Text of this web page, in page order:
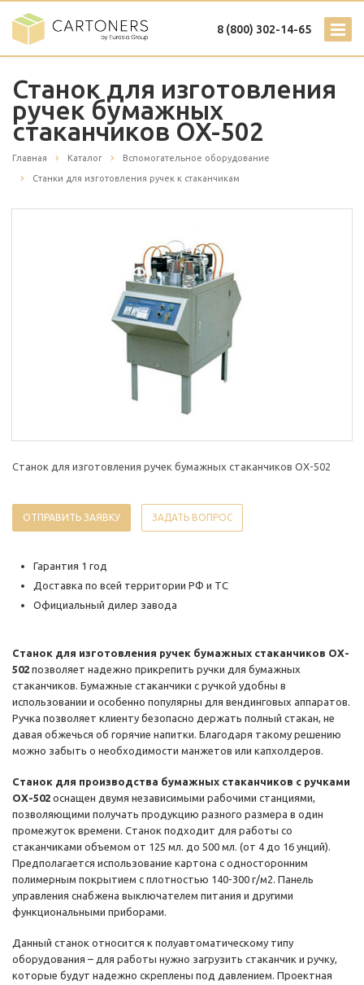
8 (800) 302-14-65
Станок для изготовления
ручек бумажных
стаканчиков OX-502
Главная Каталог Вспомогательное оборудование
Станки для изготовления ручек к стаканчикам
Станок для изготовления ручек бумажных стаканчиков OX-502
ОТПРАВИТЬ ЗАЯВКУ ЗАДАТЬ ВОПРОС
Гарантия 1 год
Доставка по всей территории РФ и ТС
Официальный дилер завода
Станок для изготовления ручек бумажных стаканчиков OX-
502 позволяет надежно прикрепить ручки для бумажных
стаканчиков. Бумажные стаканчики с ручкой удобны в
использовании и особенно популярны для вендинговых аппаратов.
Ручка позволяет клиенту безопасно держать полный стакан, не
давая обжечься об горячие напитки. Благодаря такому решению
можно забыть о необходимости манжетов или капхолдеров.
Станок для производства бумажных стаканчиков с ручками
OX-502 оснащен двумя независимыми рабочими станциями,
позволяющими получать продукцию разного размера в один
промежуток времени. Станок подходит для работы со
стаканчиками объемом от 125 мл. до 500 мл. (от 4 до 16 унций).
Предполагается использование картона с односторонним
полимерным покрытием с плотностью 140-300 г/м2. Панель
управления снабжена выключателем питания и другими
функциональными приборами.
Данный станок относится к полуавтоматическому типу
оборудования – для работы нужно загрузить стаканчик и ручку,
которые будут надежно скреплены под давлением. Проектная